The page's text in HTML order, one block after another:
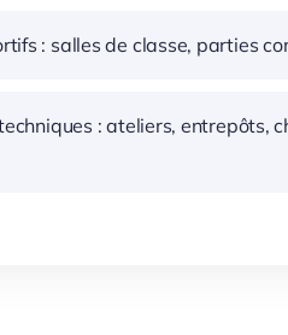
: salles de classe, parties
: ateliers, entrepôts,